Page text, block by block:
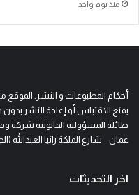
منذ يوم واحد
أحكام المطبوعات و النشر:
يمنع الاقتباس أو إعادة النشر بدون
طائلة المسؤولية القانونية شركة
عمان – شارع الملكة رانيا العبدالله
اخر التحديثات